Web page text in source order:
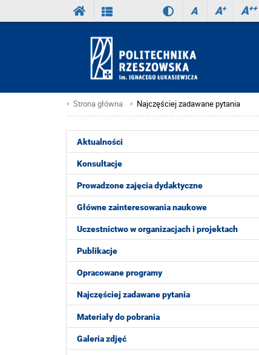
A A+ A++
Strona główna Najczęściej zadawane pytania
Aktualności
Konsultacje
Prowadzone zajęcia dydaktyczne
Główne zainteresowania naukowe
Uczestnictwo w organizacjach i projektach
Publikacje
Opracowane programy
Najczęściej zadawane pytania
Materiały do pobrania
Galeria zdjęć